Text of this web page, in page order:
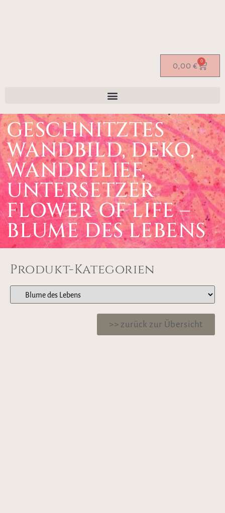
0,00 € 0
GESCHNITZTES
WANDBILD, DEKO,
WANDRELIEF,
UNTERSETZER
FLOWER OF LIFE –
BLUME DES LEBENS
Produkt-Kategorien
>> zurück zur Übersicht